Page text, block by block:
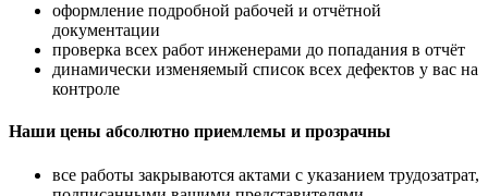
оформление подробной рабочей и отчётной
документации
проверка всех работ инженерами до попадания в отчёт
динамически изменяемый список всех дефектов у вас на
контроле
Наши цены абсолютно приемлемы и прозрачны
все работы закрываются актами с указанием трудозатрат,